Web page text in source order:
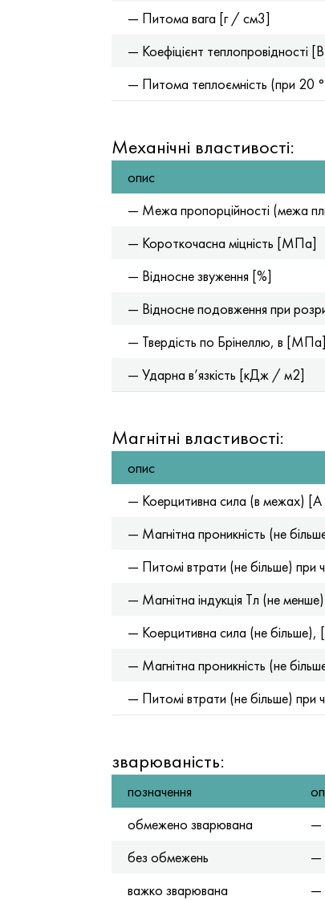
— Питома вага [г / см3]
— Коефіцієнт теплопровідності
— Питома теплоємність (при 20
Механічні властивості:
опис
— Межа пропорційності (межа
— Короткочасна міцність [МПа]
— Відносне звуження [%]
— Відносне подовження при
— Твердість по Брінеллю, в [МПа]
— Ударна в’язкість [кДж / м2]
Магнітні властивості:
опис
— Коерцитивна сила (в межах)
— Магнітна проникність (не
— Питомі втрати (не більше) при
— Магнітна індукція Tл (не
— Коерцитивна сила (не
— Магнітна проникність (не
— Питомі втрати (не більше) при
зварюваність:
позначення
обмежено зварювана
—
без обмежень
—
важко зварювана
—